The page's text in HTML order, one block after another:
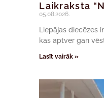
Laikraksta
05.08.2026.
Liepājas diecēzes
kas aptver gan
Lasīt vairāk »